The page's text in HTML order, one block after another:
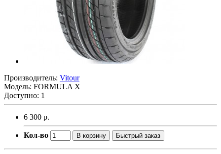
Производитель: Vitour
Модель: FORMULA X
Доступно: 1
6 300 р.
Кол-во В корзину Быстрый заказ